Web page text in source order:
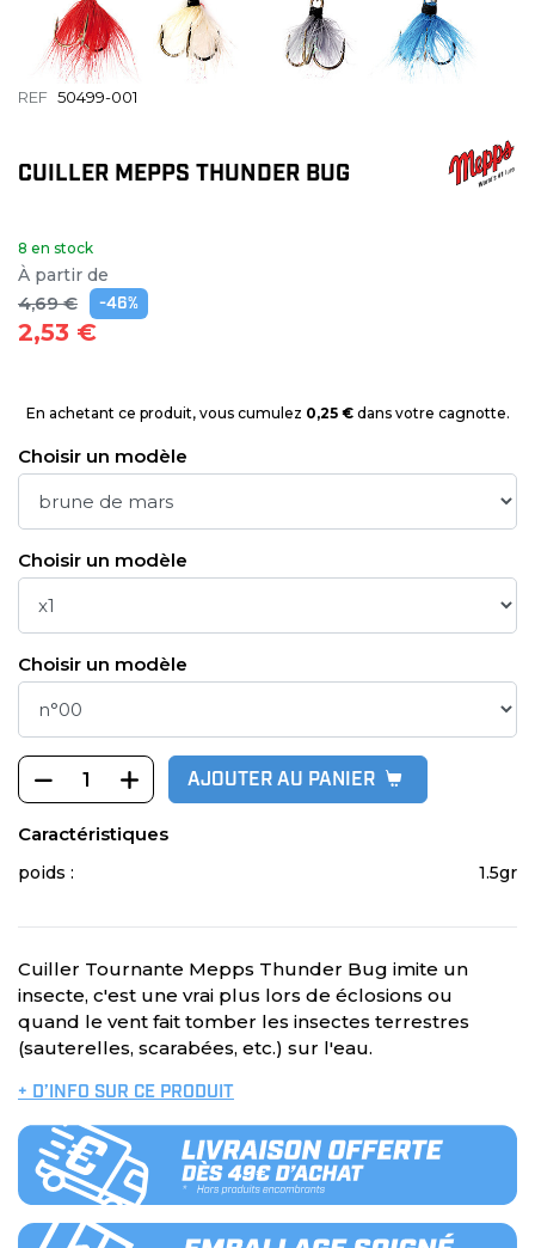
REF 50499-001
CUILLER MEPPS THUNDER BUG
8 en stock
À partir de
4,69 € -46%
2,53 €
En achetant ce produit, vous cumulez 0,25 €dans votre cagnotte.
Choisir un modèle
Choisir un modèle
Choisir un modèle
AJOUTER AU PANIER
Caractéristiques
poids : 1.5gr
Cuiller Tournante Mepps Thunder Bug imite un
insecte, c'est une vrai plus lors de éclosions ou
quand le vent fait tomber les insectes terrestres
(sauterelles, scarabées, etc.) sur l'eau.
+ D’INFO SUR CE PRODUIT